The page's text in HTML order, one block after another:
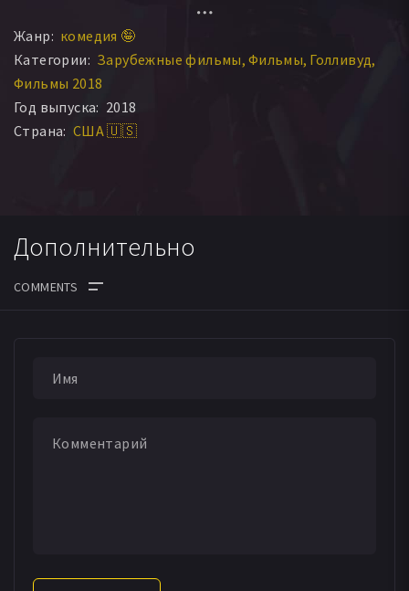
Жанр: комедия 🤪
Категории: Зарубежные фильмы Фильмы Голливуд
Фильмы 2018
Год выпуска: 2018
Страна: США 🇺🇸
Дополнительно